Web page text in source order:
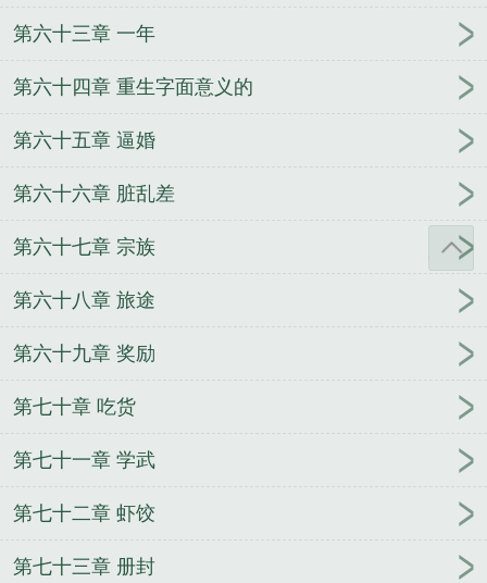
第六十三章 一年
第六十四章 重生字面意义的
第六十五章 逼婚
第六十六章 脏乱差
第六十七章 宗族
第六十八章 旅途
第六十九章 奖励
第七十章 吃货
第七十一章 学武
第七十二章 虾饺
第七十三章 册封